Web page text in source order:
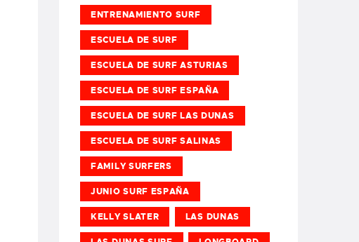
ENTRENAMIENTO SURF
ESCUELA DE SURF
ESCUELA DE SURF ASTURIAS
ESCUELA DE SURF ESPAÑA
ESCUELA DE SURF LAS DUNAS
ESCUELA DE SURF SALINAS
FAMILY SURFERS
JUNIO SURF ESPAÑA
KELLY SLATER LAS DUNAS